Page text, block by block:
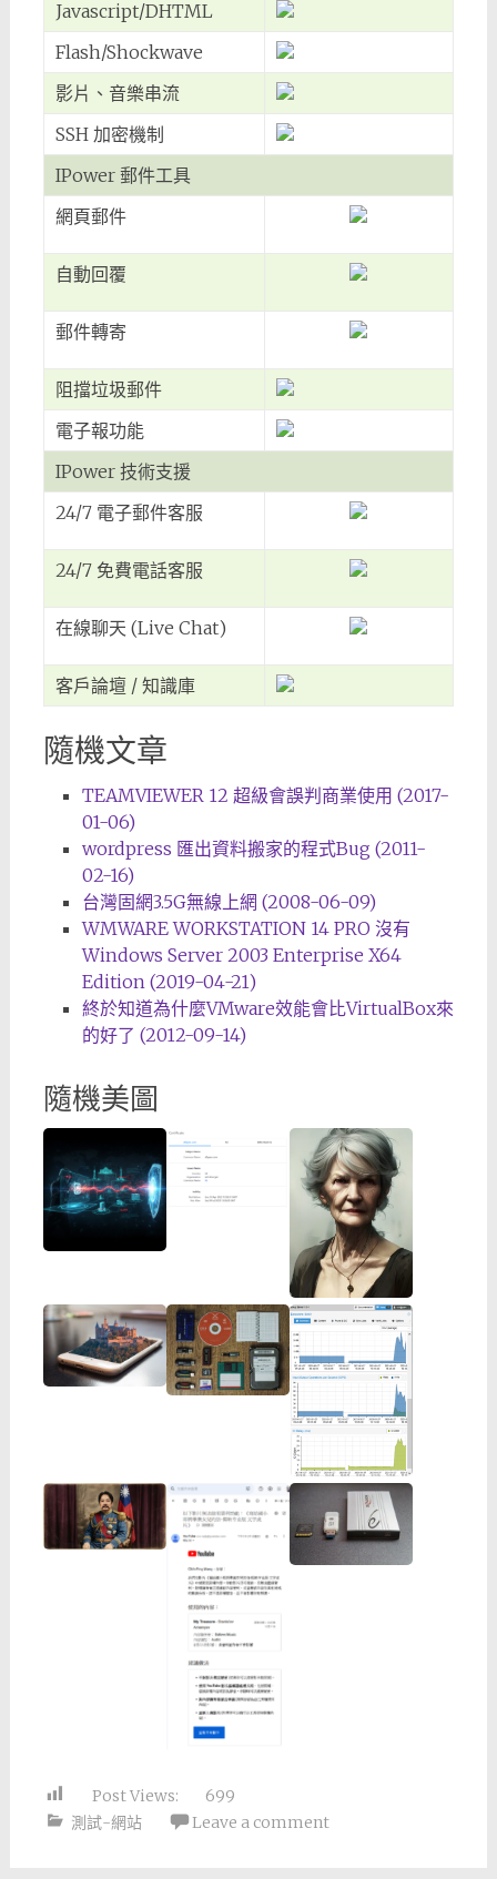
Javascript/DHTML
Flash/Shockwave
影片、音樂串流
SSH 加密機制
IPower 郵件工具
網頁郵件
自動回覆
郵件轉寄
阻擋垃圾郵件
電子報功能
IPower 技術支援
24/7 電子郵件客服
24/7 免費電話客服
在線聊天 (Live Chat)
客戶論壇 / 知識庫
隨機文章
TEAMVIEWER 12 超級會誤判商業使用 (2017-
01-06)
wordpress 匯出資料搬家的程式Bug (2011-
02-16)
台灣固網3.5G無線上網 (2008-06-09)
WMWARE WORKSTATION 14 PRO 沒有
Windows Server 2003 Enterprise X64
Edition (2019-04-21)
終於知道為什麼VMware效能會比VirtualBox來
的好了 (2012-09-14)
隨機美圖
Post Views:
699
測試-網站
Leave a comment